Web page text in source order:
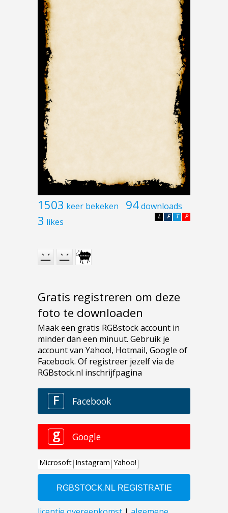
1503 keer bekeken 94downloads
3 likes P
T
F
L
Gratis registreren om deze
foto te downloaden